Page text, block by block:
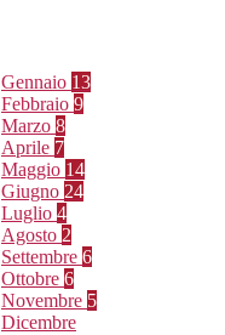
Gennaio 13
Febbraio 9
Marzo 8
Aprile 7
Maggio 14
Giugno 24
Luglio 4
Agosto 2
Settembre 6
Ottobre 6
Novembre 5
Dicembre